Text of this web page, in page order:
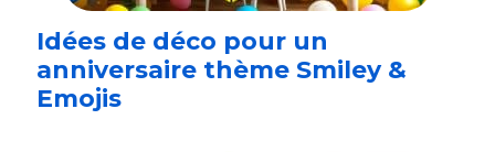
Idées de déco pour un
anniversaire thème Smiley &
Emojis